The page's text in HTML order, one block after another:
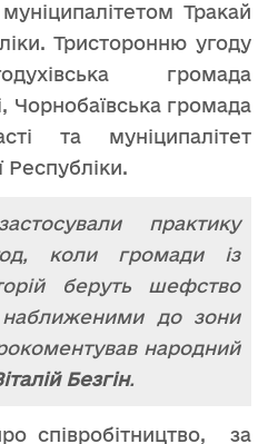
Тракай
Тристоронню угоду
громада
Чорнобаївська громада
та муніципалітет
Республіки.
практику
коли громади із
беруть шефство
до зони
народний
Безгін.
співробітництво, за